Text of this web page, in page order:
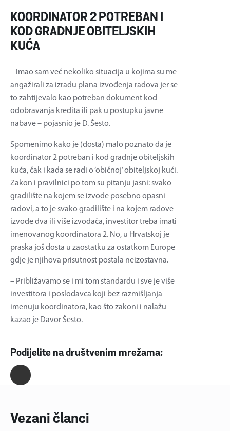
KOORDINATOR 2 POTREBAN I
KOD GRADNJE OBITELJSKIH
KUĆA
– Imao sam već nekoliko situacija u kojima su me
angažirali za izradu plana izvođenja radova jer se
to zahtijevalo kao potreban dokument kod
odobravanja kredita ili pak u postupku javne
nabave – pojasnio je D. Šesto.
Spomenimo kako je (dosta) malo poznato da je
koordinator 2 potreban i kod gradnje obiteljskih
kuća, čak i kada se radi o ‘običnoj’ obiteljskoj kući.
Zakon i pravilnici po tom su pitanju jasni: svako
gradilište na kojem se izvode posebno opasni
radovi, a to je svako gradilište i na kojem radove
izvode dva ili više izvođača, investitor treba imati
imenovanog koordinatora 2. No, u Hrvatskoj je
praska još dosta u zaostatku za ostatkom Europe
gdje je njihova prisutnost postala neizostavna.
– Približavamo se i mi tom standardu i sve je više
investitora i poslodavca koji bez razmišljanja
imenuju koordinatora, kao što zakoni i nalažu –
kazao je Davor Šesto.
Podijelite na društvenim mrežama:
Vezani članci